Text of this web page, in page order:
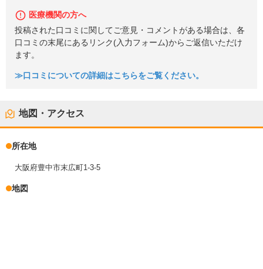
医療機関の方へ
投稿された口コミに関してご意見・コメントがある場合は、各
口コミの末尾にあるリンク(入力フォーム)からご返信いただけ
ます。
≫口コミについての詳細はこちらをご覧ください。
地図・アクセス
所在地
大阪府豊中市末広町1-3-5
地図